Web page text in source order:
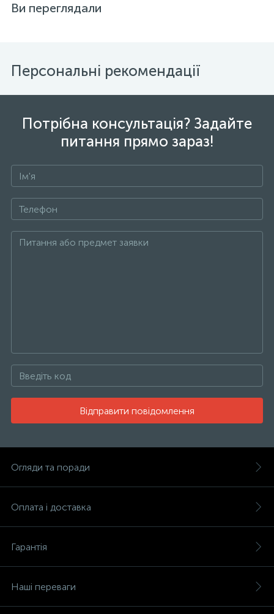
Ви переглядали
Персональні рекомендації
Потрібна консультація? Задайте
питання прямо зараз!
Відправити повідомлення
Огляди та поради
Оплата і доставка
Гарантія
Наші переваги